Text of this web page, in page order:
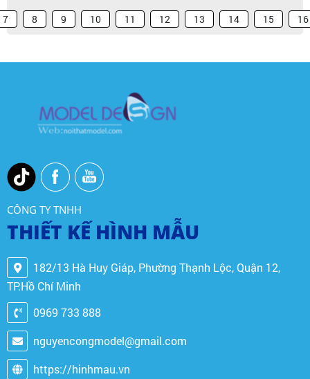
7 8 9 10 11 12 13 14 15 16
CÔNG TY TNHH
THIẾT KẾ HÌNH MẪU
182/13 Hà Huy Giáp, Phường Thạnh Lộc, Quận 12,
TP.Hồ Chí Minh
0969 733 888
nguyencongmodel@gmail.com
https://hinhmau.vn